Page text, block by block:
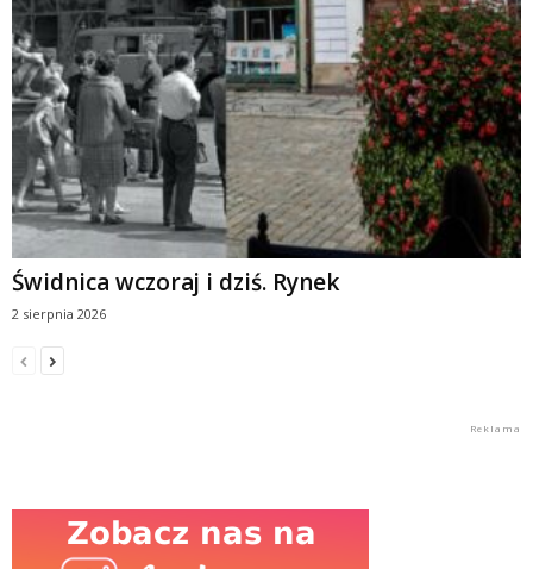
Świdnica wczoraj i dziś. Rynek
2 sierpnia 2026